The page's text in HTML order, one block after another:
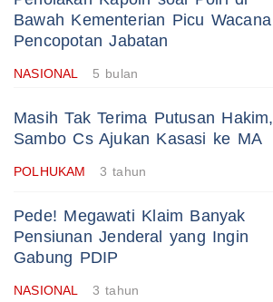
Bawah Kementerian Picu Wacana
Pencopotan Jabatan
NASIONAL 5 bulan
Masih Tak Terima Putusan Hakim,
Sambo Cs Ajukan Kasasi ke MA
POLHUKAM 3 tahun
Pede! Megawati Klaim Banyak
Pensiunan Jenderal yang Ingin
Gabung PDIP
NASIONAL 3 tahun